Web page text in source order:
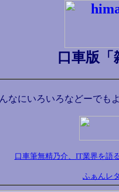
口車版「
なにいろいろなどーでも
口車筆無精乃介、IT業界を語
ふぁんレ